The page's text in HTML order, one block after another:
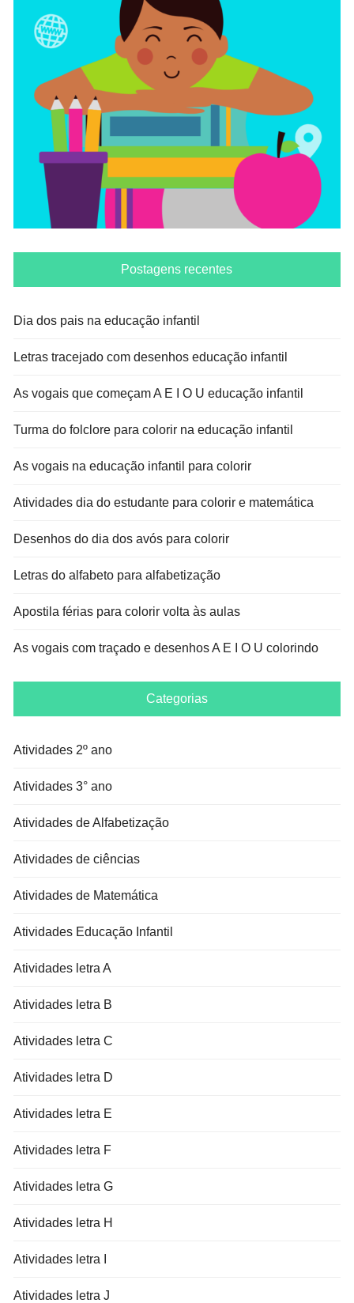
Postagens recentes
Dia dos pais na educação infantil
Letras tracejado com desenhos educação infantil
As vogais que começam A E I O U educação infantil
Turma do folclore para colorir na educação infantil
As vogais na educação infantil para colorir
Atividades dia do estudante para colorir e matemática
Desenhos do dia dos avós para colorir
Letras do alfabeto para alfabetização
Apostila férias para colorir volta às aulas
As vogais com traçado e desenhos A E I O U colorindo
Categorias
Atividades 2º ano
Atividades 3° ano
Atividades de Alfabetização
Atividades de ciências
Atividades de Matemática
Atividades Educação Infantil
Atividades letra A
Atividades letra B
Atividades letra C
Atividades letra D
Atividades letra E
Atividades letra F
Atividades letra G
Atividades letra H
Atividades letra I
Atividades letra J